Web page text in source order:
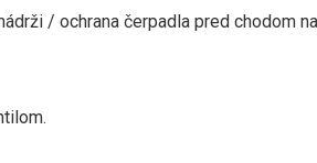
/ ochrana čerpadla pred chodom